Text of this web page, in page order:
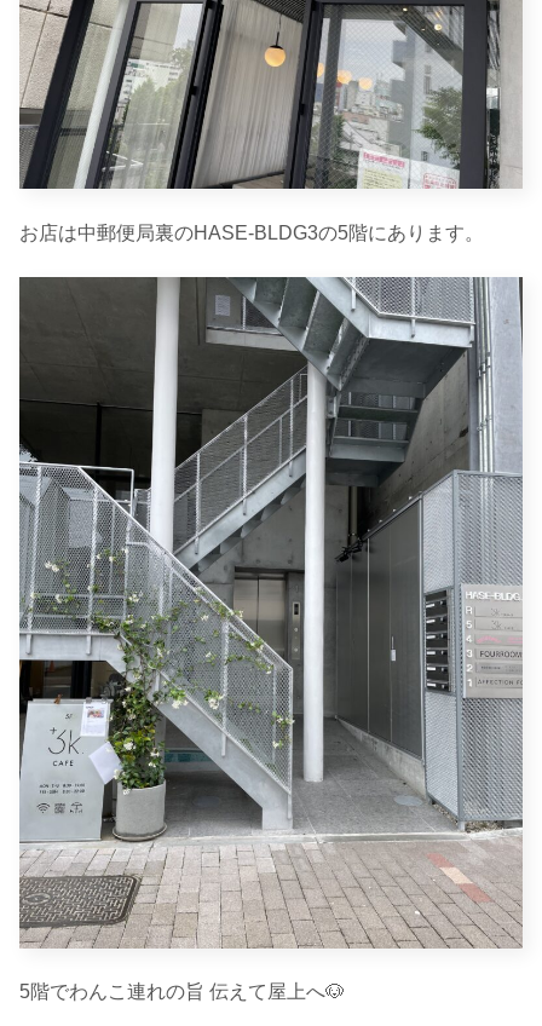
お店は中郵便局裏のHASE-BLDG3の5階にあります。
5階でわんこ連れの旨 伝えて屋上へ🐶